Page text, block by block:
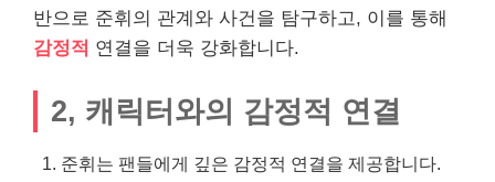
반으로 준휘의 관계와 사건을 탐구하고, 이를 통해
감정적 연결을 더욱 강화합니다.
2, 캐릭터와의 감정적 연결
준휘는 팬들에게 깊은 감정적 연결을 제공합니다.